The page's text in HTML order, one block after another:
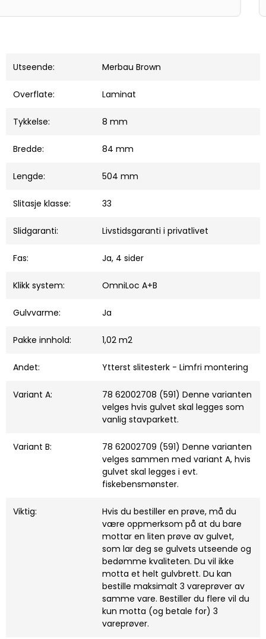
Utseende: Merbau Brown
Overflate: Laminat
Tykkelse: 8 mm
Bredde: 84 mm
Lengde: 504 mm
Slitasje klasse: 33
Slidgaranti: Livstidsgaranti i privatlivet
Fas: Ja, 4 sider
Klikk system: OmniLoc A+B
Gulvvarme: Ja
Pakke innhold: 1,02 m2
Andet: Ytterst slitesterk - Limfri montering
Variant A:
78 62002708 (591) Denne varianten
velges hvis gulvet skal legges som
vanlig stavparkett.
Variant B:
78 62002709 (591) Denne varianten
velges sammen med variant A, hvis
gulvet skal legges i evt.
fiskebensmønster.
Viktig:
Hvis du bestiller en prøve, må du
være oppmerksom på at du bare
mottar en liten prøve av gulvet,
som lar deg se gulvets utseende og
bedømme kvaliteten. Du vil ikke
motta et helt gulvbrett. Du kan
bestille maksimalt 3 vareprøver av
samme vare. Bestiller du flere vil du
kun motta (og betale for) 3
vareprøver.